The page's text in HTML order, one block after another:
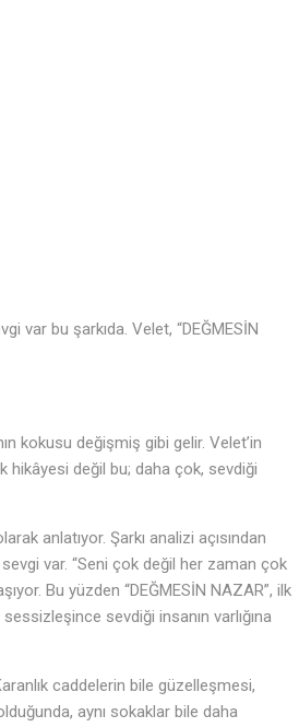
var bu şarkıda. Velet, “DEĞMESİN
kokusu değişmiş gibi gelir. Velet’in
hikâyesi değil bu; daha çok, sevdiği
anlatıyor. Şarkı analizi açısından
var. “Seni çok değil her zaman çok
Bu yüzden “DEĞMESİN NAZAR”, ilk
sevdiği insanın varlığına
caddelerin bile güzelleşmesi,
aynı sokaklar bile daha